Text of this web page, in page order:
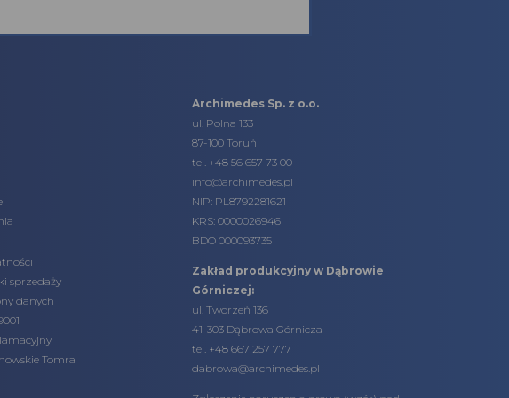
sprzedaży
danych
Tomra
Archimedes Sp. z o.o.
ul. Polna 133
87-100 Toruń
tel. +48 56 657 73 00
info@archimedes.pl
NIP: PL8792281621
KRS: 0000026946
BDO 000093735
Zakład produkcyjny w Dąbrowie
Górniczej:
ul. Tworzeń 136
41-303 Dąbrowa Górnicza
tel. +48 667 257 777
dabrowa@archimedes.pl